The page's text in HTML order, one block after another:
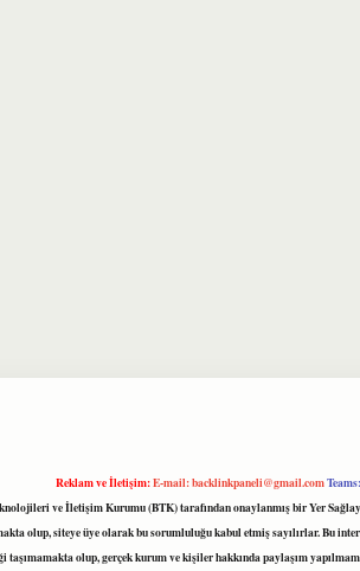
Reklam ve İletişim:E-mail:backlinkpaneli@gmail.comTeams:
ve İletişim Kurumu (BTK) tarafından onaylanmış bir Yer
olup, siteye üye olarak bu sorumluluğu kabul etmiş sayılırlar. Bu
olup, gerçek kurum ve kişiler hakkında paylaşım